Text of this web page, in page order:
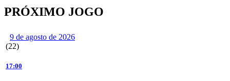
PRÓXIMO JOGO
9 de agosto de 2026
(22)
17:00